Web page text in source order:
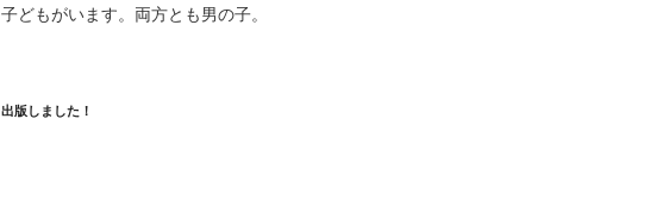
子どもがいます。両方とも男の子。
出版しました！